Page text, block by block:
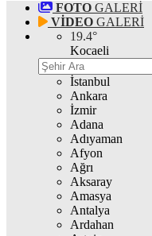
FOTO GALERİ
VİDEO GALERİ
19.4°
Kocaeli
İstanbul
Ankara
İzmir
Adana
Adıyaman
Afyon
Ağrı
Aksaray
Amasya
Antalya
Ardahan